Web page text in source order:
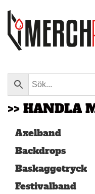
Skip to main content
>> HANDLA
Axelband
Backdrops
Baskaggetryck
Festivalband